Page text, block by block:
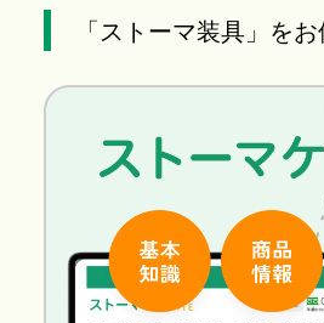
「ストーマ装具」を